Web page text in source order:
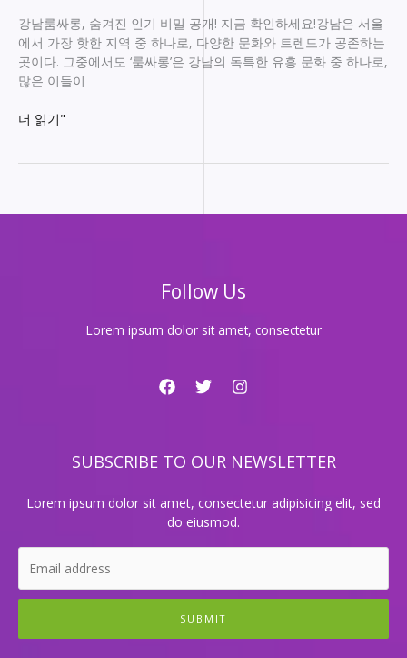
강남룸싸롱, 숨겨진 인기 비밀 공개! 지금 확인하세요!강남은 서울
에서 가장 핫한 지역 중 하나로, 다양한 문화와 트렌드가 공존하는
곳이다. 그중에서도 ‘룸싸롱’은 강남의 독특한 유흥 문화 중 하나로,
많은 이들이
강
숨
요!
더 읽기"
Follow Us
Lorem ipsum dolor sit amet, consectetur
SUBSCRIBE TO OUR NEWSLETTER
Lorem ipsum dolor sit amet, consectetur adipisicing elit, sed
do eiusmod.
SUBMIT